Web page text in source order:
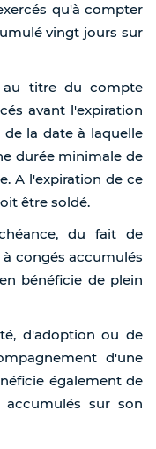
qu'à compter
vingt jours sur
au titre du compte
avant l'expiration
la date à laquelle
durée minimale de
A l'expiration de ce
être soldé.
du fait de
congés accumulés
bénéficie de plein
d'adoption ou de
d'une
également de
sur son